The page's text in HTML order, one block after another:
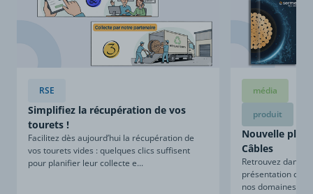
RSE
Simplifiez la récupération de vos
tourets !
Facilitez dès aujourd’hui la récupération de
vos tourets vides : quelques clics suffisent
pour planifier leur collecte e...
média
produit
Nouvelle
Câbles
Retrouvez dans
présentation
nos domaines